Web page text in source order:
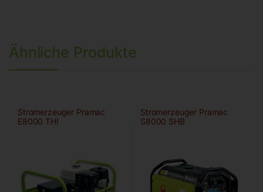
Ähnliche Produkte
Stromerzeuger Pramac
E8000 THI
Stromerzeuger Pramac
S8000 SHB